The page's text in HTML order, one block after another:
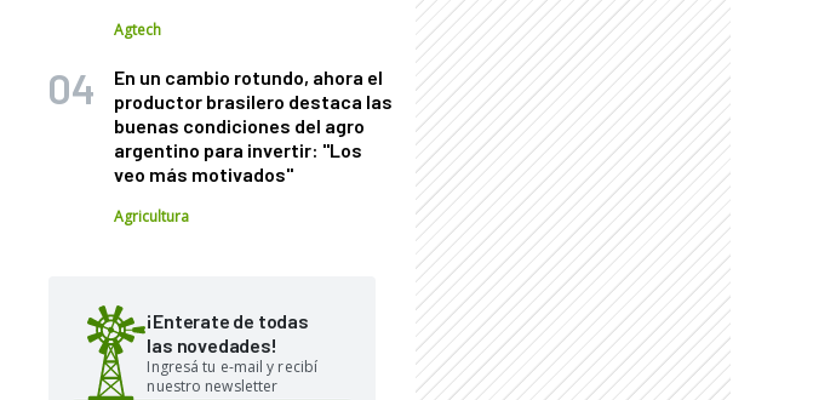
Agtech
En un cambio rotundo, ahora el
productor brasilero destaca las
buenas condiciones del agro
argentino para invertir: "Los
veo más motivados"
Agricultura
¡Enterate de todas
las novedades!
Ingresá tu e-mail y recibí
nuestro newsletter